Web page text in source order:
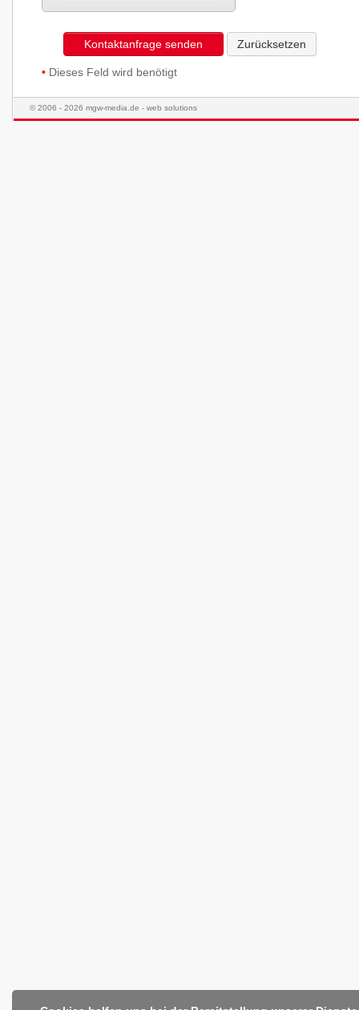
Kontaktanfrage senden Zurücksetzen
• Dieses Feld wird benötigt
© 2006 - 2026 mgw-media.de - web solutions